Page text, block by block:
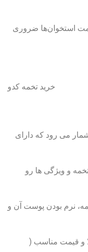
استخوان‌ها ضروری
می ‌رود که دارای
و ویژگی ها رو
نرم بودن پوست آن و
و قیمت مناسب (